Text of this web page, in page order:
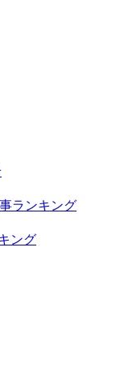
ランキング
ング